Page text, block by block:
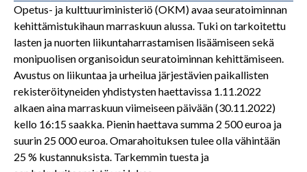
Opetus- ja kulttuuriministeriö (OKM) avaa seuratoiminnan
kehittämistukihaun marraskuun alussa. Tuki on tarkoitettu
lasten ja nuorten liikuntaharrastamisen lisäämiseen sekä
monipuolisen organisoidun seuratoiminnan kehittämiseen.
Avustus on liikuntaa ja urheilua järjestävien paikallisten
rekisteröityneiden yhdistysten haettavissa 1.11.2022
alkaen aina marraskuun viimeiseen päivään (30.11.2022)
kello 16:15 saakka. Pienin haettava summa 2 500 euroa ja
suurin 25 000 euroa. Omarahoituksen tulee olla vähintään
25 % kustannuksista. Tarkemmin tuesta ja